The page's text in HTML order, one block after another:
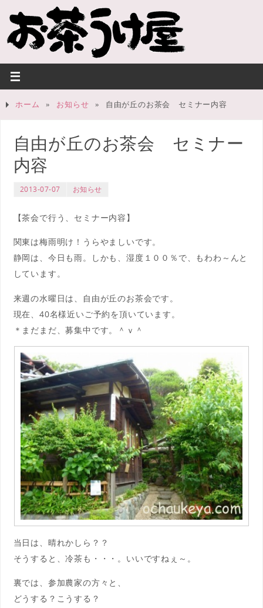
ホーム » お知らせ » 自由が丘のお茶会 セミナー内容
自由が丘のお茶会 セミナー
内容
2013-07-07 お知らせ
【茶会で行う、セミナー内容】
関東は梅雨明け！うらやましいです。
静岡は、今日も雨。しかも、湿度１００％で、もわわ～んと
してい ます。
来週の水曜日は、自由が丘のお茶会です。
現在、40名様近いご予約を頂いています。
＊まだまだ、募集中です。＾ｖ＾
当日は、晴れかしら？？
そうすると、冷茶も・・・。いいですねぇ～。
裏では、参加農家の方々と、
どうする？こうする？